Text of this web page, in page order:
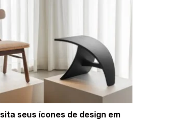
seus ícones de design em